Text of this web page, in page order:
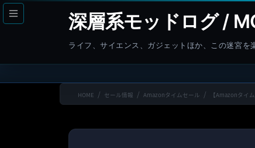
コ
ン
へ
ナ
ビ
ョ
深層系モッドログ /
ライフ、サイエンス、ガジェットほか、この迷宮を
HOME セール情報 Amazonタイムセール 【Amazonタイ